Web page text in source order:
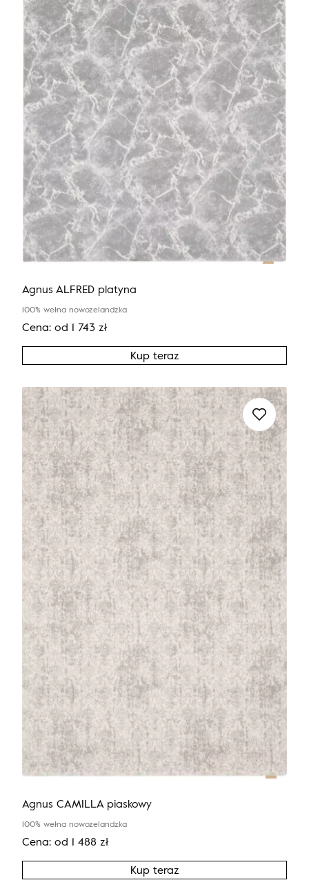
Agnus ALFRED platyna
100% wełna nowozelandzka
Cena: od 1 743 zł
Kup teraz
Agnus CAMILLA piaskowy
100% wełna nowozelandzka
Cena: od 1 488 zł
Kup teraz